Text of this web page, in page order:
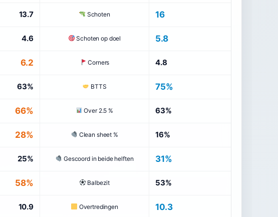
13.7 Schoten 16
4.6 Schoten op doel 5.8
6.2 Corners 4.8
63% BTTS 75%
66% Over 2.5 % 63%
28% Clean sheet % 16%
25% Gescoord in beide helften 31%
58% Balbezit 53%
10.9 Overtredingen 10.3